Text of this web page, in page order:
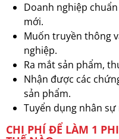
Doanh nghiệp
mới.
Muốn truyền thông
nghiệp.
Ra mắt sản phẩm,
Nhận được các
sản phẩm.
Tuyển dụng nhân sự
CHI PHÍ ĐỂ LÀM 1